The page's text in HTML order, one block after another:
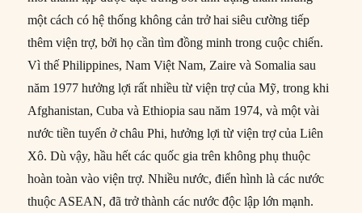
một cách có hệ thống không cản trở hai siêu cường tiếp
thêm viện trợ, bởi họ cần tìm đồng minh trong cuộc chiến.
Vì thế Philippines, Nam Việt Nam, Zaire và Somalia sau
năm 1977 hưởng lợi rất nhiều từ viện trợ của Mỹ, trong khi
Afghanistan, Cuba và Ethiopia sau năm 1974, và một vài
nước tiền tuyến ở châu Phi, hưởng lợi từ viện trợ của Liên
Xô. Dù vậy, hầu hết các quốc gia trên không phụ thuộc
hoàn toàn vào viện trợ. Nhiều nước, điển hình là các nước
thuộc ASEAN, đã trở thành các nước độc lập lớn mạnh.